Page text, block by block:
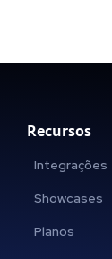
Recursos
Integrações
Showcases
Planos